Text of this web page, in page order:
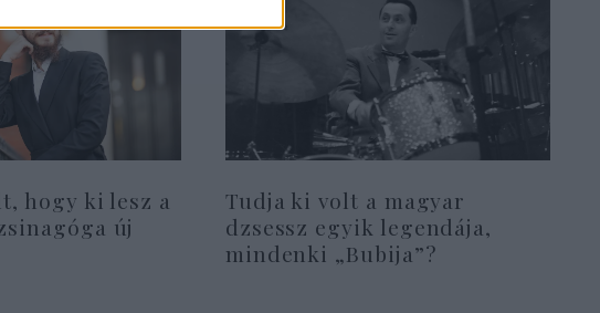
hogy ki lesz a
új
Tudja ki volt a magyar
dzsessz egyik legendája,
mindenki „Bubija”?